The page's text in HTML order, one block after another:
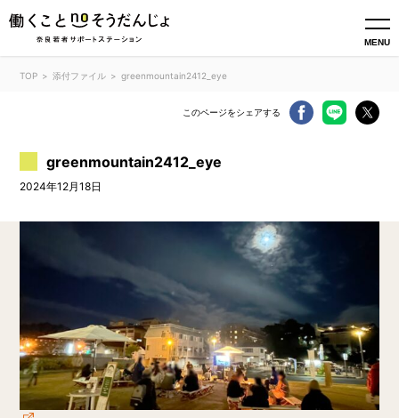
MENU
TOP 添付ファイル greenmountain2412_eye
このページをシェアする
greenmountain2412_eye
2024年12月18日